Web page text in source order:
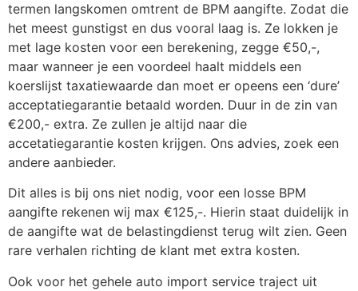
termen langskomen omtrent de BPM aangifte. Zodat die
het meest gunstigst en dus vooral laag is. Ze lokken je
met lage kosten voor een berekening, zegge €50,-,
maar wanneer je een voordeel haalt middels een
koerslijst taxatiewaarde dan moet er opeens een ‘dure’
acceptatiegarantie betaald worden. Duur in de zin van
€200,- extra. Ze zullen je altijd naar die
accetatiegarantie kosten krijgen. Ons advies, zoek een
andere aanbieder.
Dit alles is bij ons niet nodig, voor een losse BPM
aangifte rekenen wij max €125,-. Hierin staat duidelijk in
de aangifte wat de belastingdienst terug wilt zien. Geen
rare verhalen richting de klant met extra kosten.
Ook voor het gehele auto import service traject uit